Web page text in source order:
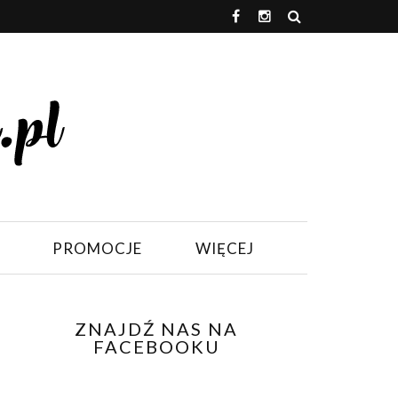
PROMOCJE WIĘCEJ
ZNAJDŹ NAS NA
FACEBOOKU